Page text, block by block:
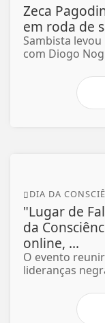
Zeca
em roda de
Sambista
com Diogo
DIA DA
"Lugar de
da
online, ...
O evento
lideranças